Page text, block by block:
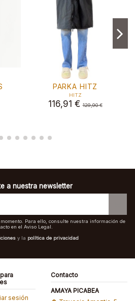
99,99 €
a nuestra newsletter
Para ello, consulte nuestra información de
en el Aviso Legal.
y la política de privacidad
sesión
Contacto
AMAYA PICABEA